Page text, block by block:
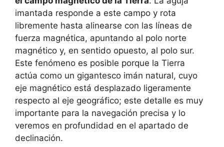
imantada responde a este campo y rota
libremente hasta alinearse con las líneas de
fuerza magnética, apuntando al polo norte
magnético y, en sentido opuesto, al polo sur.
Este fenómeno es posible porque la Tierra
actúa como un gigantesco imán natural, cuyo
eje magnético está desplazado ligeramente
respecto al eje geográfico; este detalle es muy
importante para la navegación precisa y lo
veremos en profundidad en el apartado de
declinación.